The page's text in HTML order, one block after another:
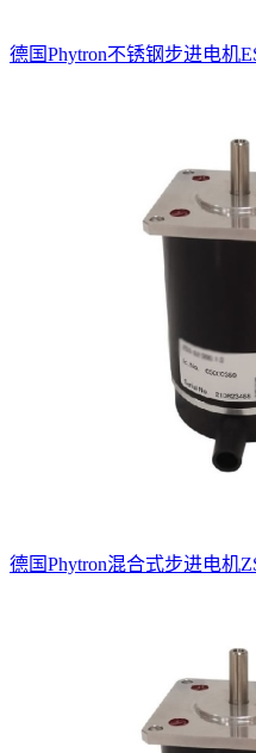
德国Phytron不锈钢步进电机
德国Phytron混合式步进电机